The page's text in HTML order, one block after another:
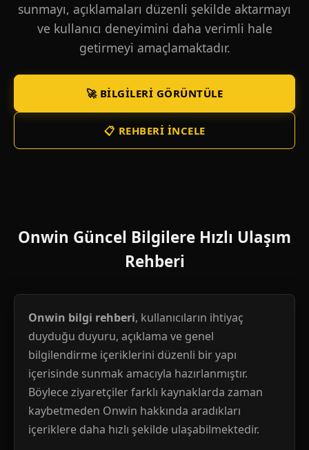
sunmayı, açıklamaları düzenli şekilde aktarmayı
ve kullanıcı deneyimini daha verimli hale
getirmeyi amaçlamaktadır.
🚀 BILGILERI GÖRÜNTÜLE
📋 REHBERI İNCELE
Onwin Güncel Bilgilere Hızlı Ulaşım
Rehberi
Onwin bilgi rehberi, kullanıcıların ihtiyaç
duyduğu duyuru, açıklama ve genel
bilgilendirme içeriklerini düzenli bir yapı
içerisinde sunmak amacıyla hazırlanmıştır.
Böylece ziyaretçiler farklı kaynaklarda zaman
kaybetmeden Onwin hakkında aradıkları
içeriklere daha hızlı şekilde ulaşabilmektedir.